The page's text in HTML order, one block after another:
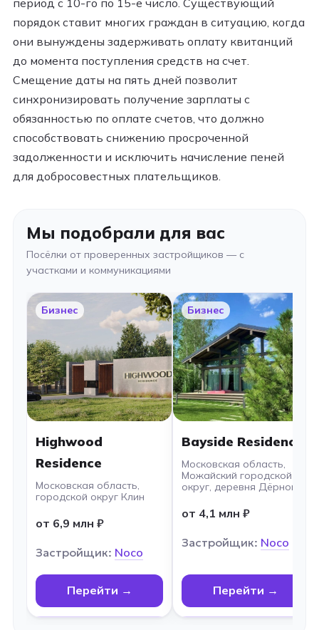
порядок ставит многих граждан в ситуацию, когда
они вынуждены задерживать оплату квитанций
до момента поступления средств на счет.
Смещение даты на пять дней позволит
синхронизировать получение зарплаты с
обязанностью по оплате счетов, что должно
способствовать снижению просроченной
задолженности и исключить начисление пеней
для добросовестных плательщиков.
Мы подобрали для вас
Посёлки от проверенных застройщиков — с
участками и коммуникациями
Бизнес
Highwood
Residence
Московская область,
городской округ Клин
от 6,9 млн ₽
Застройщик: Noco
Перейти →
Бизнес
Bayside Residence
Московская область,
Можайский городской
округ, деревня Дёрново
от 4,1 млн ₽
Застройщик: Noco
Перейти →